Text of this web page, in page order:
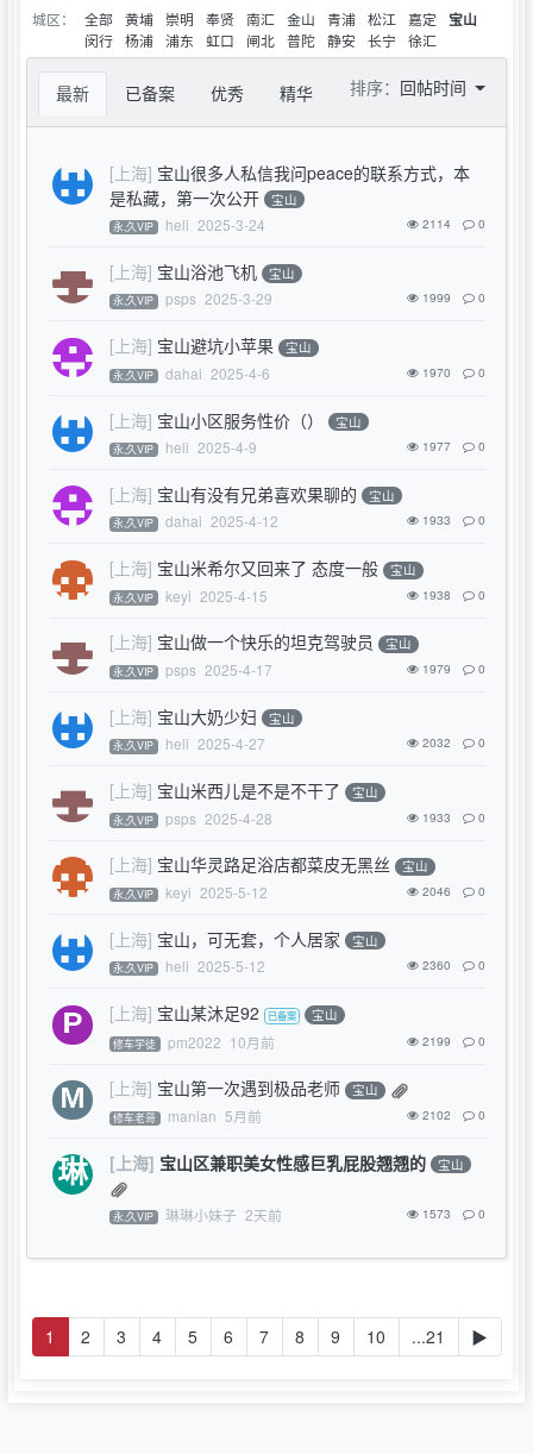
城区： 全部 黄埔 崇明 奉贤 南汇 金山 青浦 松江 嘉定
宝山
闵行 杨浦 浦东 虹口 闸北 普陀 静安 长宁 徐汇
最新 已备案 优秀 精华 排序： 回帖时间
[上海] 宝山很多人私信我问peace的联系方式，本
是私藏，第一次公开
宝山
永,久VIP heli 2025-3-24 2114 0
[上海] 宝山浴池飞机 宝山
永,久VIP psps 2025-3-29 1999 0
[上海] 宝山避坑小苹果 宝山
永,久VIP dahai 2025-4-6 1970 0
[上海] 宝山小区服务性价（） 宝山
永,久VIP heli 2025-4-9 1977 0
[上海] 宝山有没有兄弟喜欢果聊的 宝山
永,久VIP dahai 2025-4-12 1933 0
[上海] 宝山米希尔又回来了 态度一般 宝山
永,久VIP keyi 2025-4-15 1938 0
[上海] 宝山做一个快乐的坦克驾驶员 宝山
永,久VIP psps 2025-4-17 1979 0
[上海] 宝山大奶少妇 宝山
永,久VIP heli 2025-4-27 2032 0
[上海] 宝山米西儿是不是不干了 宝山
永,久VIP psps 2025-4-28 1933 0
[上海] 宝山华灵路足浴店都菜皮无黑丝 宝山
永,久VIP keyi 2025-5-12 2046 0
[上海] 宝山，可无套，个人居家 宝山
永,久VIP heli 2025-5-12 2360 0
[上海] 宝山某沐足92 宝山
修车学徒 pm2022 10月前 2199 0
[上海] 宝山第一次遇到极品老师 宝山
修车老哥 manian 5月前 2102 0
[上海] 宝山区兼职美女性感巨乳屁股翘翘的 宝山
永,久VIP 琳琳小妹子 2天前 1573 0
1 2 3 4 5 6 7 8 9 10 ...21 ▶